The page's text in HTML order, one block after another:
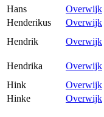
Hans
Overwijk
Henderikus
Overwijk
Hendrik
Overwijk
Hendrika Overwijk
Hink
Overwijk
Hinke
Overwijk